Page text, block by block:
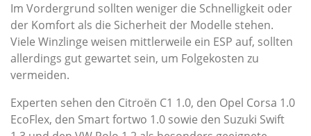
Im Vordergrund sollten weniger die Schnelligkeit oder
der Komfort als die Sicherheit der Modelle stehen.
Viele Winzlinge weisen mittlerweile ein ESP auf, sollten
allerdings gut gewartet sein, um Folgekosten zu
vermeiden.
Experten sehen den Citroën C1 1.0, den Opel Corsa 1.0
EcoFlex, den Smart fortwo 1.0 sowie den Suzuki Swift